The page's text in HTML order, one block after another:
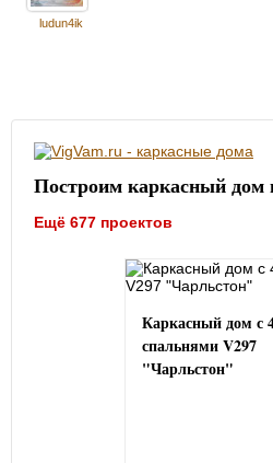
ludun4ik
Построим каркасный
Ещё 677 проектов
Каркасный дом с
спальнями V297
"Чарльстон"